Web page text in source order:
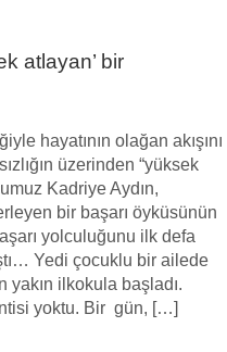
atlayan’ bir
hayatının olağan akışını
üzerinden “yüksek
Kadriye Aydın,
bir başarı öyküsünün
yolculuğunu ilk defa
Yedi çocuklu bir ailede
ilkokula başladı.
yoktu. Bir gün, […]